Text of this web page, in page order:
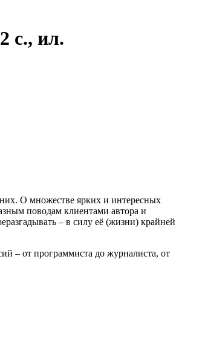
с., ил.
О множестве ярких и интересных
поводам клиентами автора и
– в силу её (жизни) крайней
– от программиста до журналиста, от